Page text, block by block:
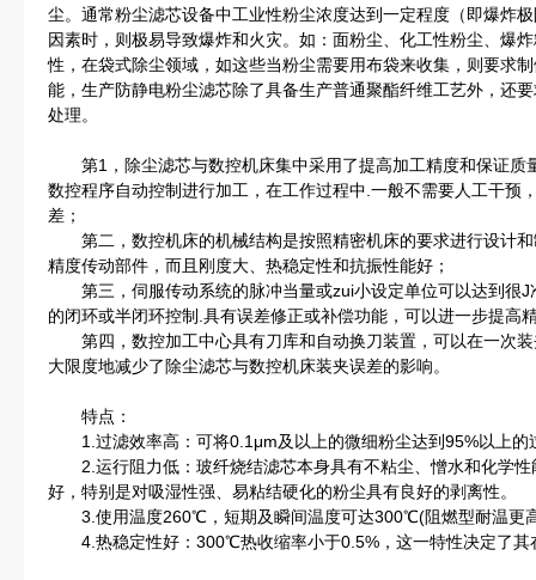
尘。通常粉尘滤芯设备中工业性粉尘浓度达到一定程度（即爆炸
因素时，则极易导致爆炸和火灾。如：面粉尘、化工性粉尘、爆
性，在袋式除尘领域，如这些当粉尘需要用布袋来收集，则要求
能，生产防静电粉尘滤芯除了具备生产普通聚酯纤维工艺外，还
处理。
第1，除尘滤芯与数控机床集中采用了提高加工精度和保证质
数控程序自动控制进行加工，在工作过程中.一般不需要人工干预
差；
第二，数控机床的机械结构是按照精密机床的要求进行设计和
精度传动部件，而且刚度大、热稳定性和抗振性能好；
第三，伺服传动系统的脉冲当量或zui小设定单位可以达到很J
的闭环或半闭环控制.具有误差修正或补偿功能，可以进一步提高
第四，数控加工中心具有刀库和自动换刀装置，可以在一次装
大限度地减少了除尘滤芯与数控机床装夹误差的影响。
特点：
1.过滤效率高：可将0.1μm及以上的微细粉尘达到95%以上的
2.运行阻力低：玻纤烧结滤芯本身具有不粘尘、憎水和化学性
好，特别是对吸湿性强、易粘结硬化的粉尘具有良好的剥离性。
3.使用温度260℃，短期及瞬间温度可达300℃(阻燃型耐温更
4.热稳定性好：300℃热收缩率小于0.5%，这一特性决定了其